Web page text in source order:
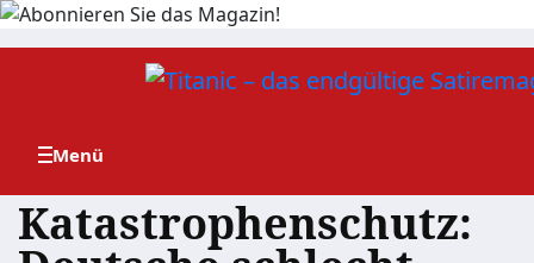
Zum
Katastrophenschutz: